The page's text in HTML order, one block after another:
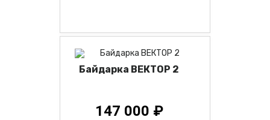
Байдарка ВЕКТОР 2
147 000 ₽